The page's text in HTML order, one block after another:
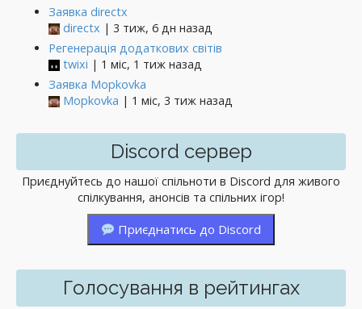
Заявка directx
directx | 3 тиж, 6 дн назад
Регенерація додаткових світів
twixi | 1 міс, 1 тиж назад
Заявка Mopkovka
Mopkovka | 1 міс, 3 тиж назад
Discord сервер
Приєднуйтесь до нашої спільноти в Discord для живого
спілкування, анонсів та спільних ігор!
Приєднатись до Discord
Голосування в рейтингах